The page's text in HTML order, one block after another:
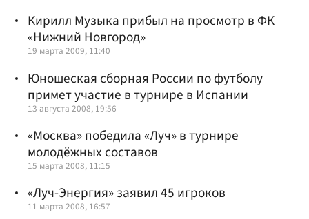
Кирилл Музыка прибыл на просмотр в ФК
«Нижний Новгород»
19 марта 2009, 11:40
Юношеская сборная России по футболу
примет участие в турнире в Испании
13 августа 2008, 19:56
«Москва» победила «Луч» в турнире
молодёжных составов
15 марта 2008, 11:15
«Луч-Энергия» заявил 45 игроков
11 марта 2008, 16:57